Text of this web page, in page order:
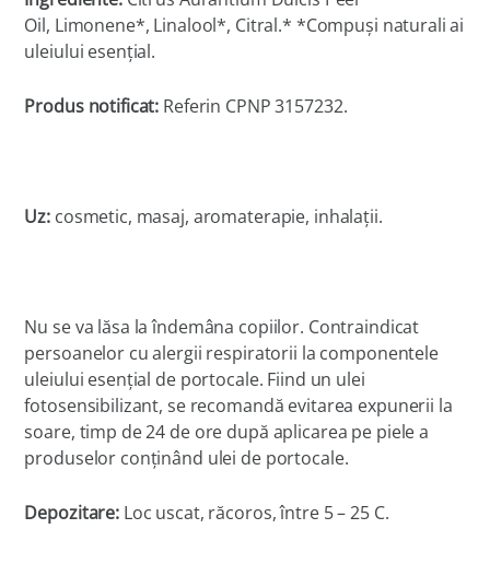
Oil, Limonene*, Linalool*, Citral.* *Compuși naturali ai
uleiului esențial.
Produs notificat: Referin CPNP 3157232.
Uz: cosmetic, masaj, aromaterapie, inhalații.
Nu se va lăsa la îndemâna copiilor. Contraindicat
persoanelor cu alergii respiratorii la componentele
uleiului esențial de portocale. Fiind un ulei
fotosensibilizant, se recomandă evitarea expunerii la
soare, timp de 24 de ore după aplicarea pe piele a
produselor conținând ulei de portocale.
Depozitare: Loc uscat, răcoros, între 5 – 25 C.